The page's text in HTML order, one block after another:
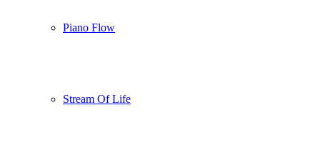
Piano Flow
Stream Of Life